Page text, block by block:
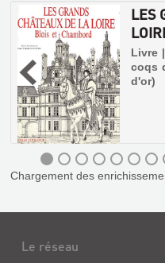
LES
Livre
coqs
d'or)
LES
DE
Chargement des
Le réseau